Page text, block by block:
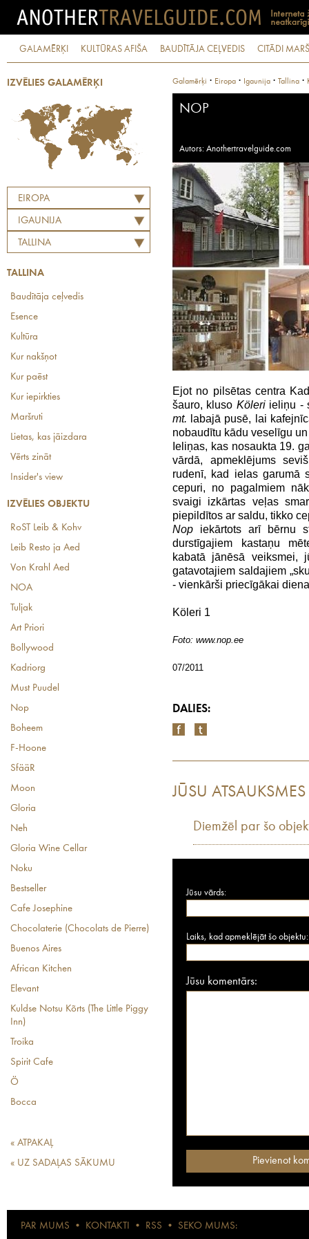
GALAMĒRĶI KULTŪRAS AFIŠA BAUDĪTĀJA CEĻVEDIS CITĀDI
IZVĒLIES GALAMĒRĶI
EIROPA
IGAUNIJA
TALLINA
TALLINA
Baudītāja ceļvedis
Esence
Kultūra
Kur nakšņot
Kur paēst
Kur iepirkties
Maršruti
Lietas, kas jāizdara
Vērts zināt
Insider's view
IZVĒLIES OBJEKTU
RoST Leib & Kohv
Leib Resto ja Aed
Von Krahl Aed
NOA
Tuljak
Art Priori
Bollywood
Kadriorg
Must Puudel
Nop
Boheem
F-Hoone
SfääR
Moon
Gloria
Neh
Gloria Wine Cellar
Noku
Bestseller
Cafe Josephine
Chocolaterie (Chocolats de Pierre)
Buenos Aires
African Kitchen
Elevant
Kuldse Notsu Kõrts (The Little Piggy
Inn)
Troika
Spirit Cafe
Ö
Bocca
« ATPAKAĻ
« UZ SADAĻAS SĀKUMU
Galamērķi · Eiropa · Igaunija · Tallina ·
NOP
Autors: Anothertravelguide.com
Ejot no pilsētas centra
šauro, kluso Köleriieliņu -
mt. labajā pusē, lai
nobaudītu kādu veselīgu
Ieliņas, kas nosaukta 19.
vārdā, apmeklējums
rudenī, kad ielas garumā
cepuri, no pagalmiem
svaigi izkārtas veļas
piepildītos ar saldu, tikko
Nop iekārtots arī bērnu
durstīgajiem kastaņu
kabatā jānēsā veiksmei,
gatavotajiem saldajiem
- vienkārši priecīgākai
Köleri 1
Foto: www.nop.ee
07/2011
DALIES:
JŪSU ATSAUKSMES
Diemžēl par šo
Jūsu vārds:
Laiks, kad apmeklējāt šo objektu:
Jūsu komentārs:
PAR MUMS • KONTAKTI • RSS • SEKO MUMS: